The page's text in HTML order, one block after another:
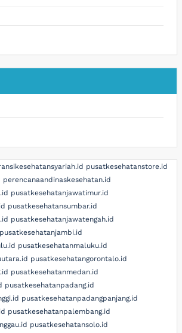
pusatkesehatanstore.id
perencanaandinaskesehatan.id
pusatkesehatanjawatimur.id
pusatkesehatansumbar.id
pusatkesehatanjawatengah.id
pusatkesehatanjambi.id
pusatkesehatanmaluku.id
pusatkesehatangorontalo.id
pusatkesehatanmedan.id
pusatkesehatanpadang.id
pusatkesehatanpadangpanjang.id
pusatkesehatanpalembang.id
pusatkesehatansolo.id